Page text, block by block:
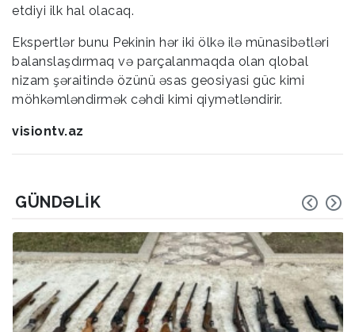
etdiyi ilk hal olacaq.
Ekspertlər bunu Pekinin hər iki ölkə ilə münasibətləri
balanslaşdırmaq və parçalanmaqda olan qlobal
nizam şəraitində özünü əsas geosiyasi güc kimi
möhkəmləndirmək cəhdi kimi qiymətləndirir.
visiontv.az
GÜNDƏLIK